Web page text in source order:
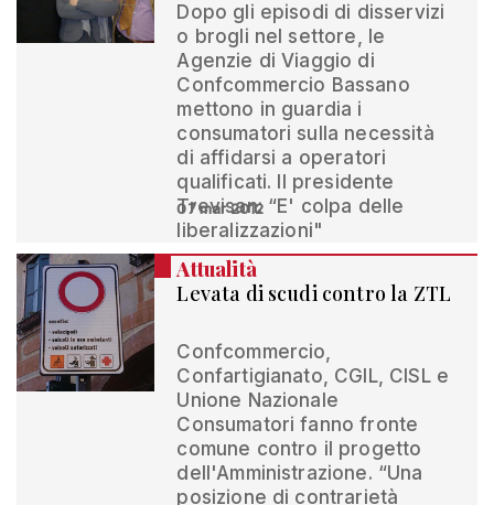
Dopo gli episodi di disservizi
o brogli nel settore, le
Agenzie di Viaggio di
Confcommercio Bassano
mettono in guardia i
consumatori sulla necessità
di affidarsi a operatori
qualificati. Il presidente
Trevisan: “E' colpa delle
liberalizzazioni"
07 mar 2012
Attualità
Levata di scudi contro la ZTL
Confcommercio,
Confartigianato, CGIL, CISL e
Unione Nazionale
Consumatori fanno fronte
comune contro il progetto
dell'Amministrazione. “Una
posizione di contrarietà